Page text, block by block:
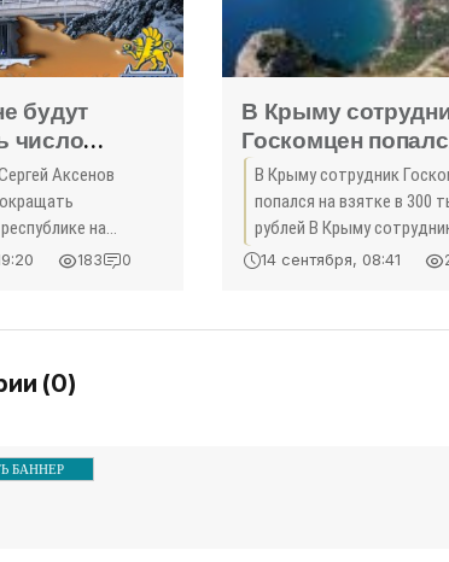
будут
число
- «Политика
Аксенов
на
из-за
183 0
В Крыму
Госкомцен
взятке в 300
рублей -
В Крыму сотрудник
попался на взятке в 300
рублей В Крыму
Госкомитета по ценам и
Подозреваемый на
14 сентября, 08:41
(0)
БАННЕР